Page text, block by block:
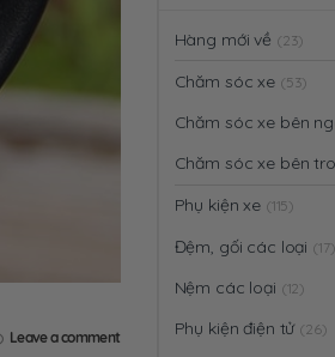
Leave a comment
Hàng mới về (23)
Chăm sóc xe (53)
Chăm sóc xe bên
Chăm sóc xe bên
Phụ kiện xe (115)
Đệm, gối các loại (17)
Nệm các loại (12)
Phụ kiện điện tử (26)